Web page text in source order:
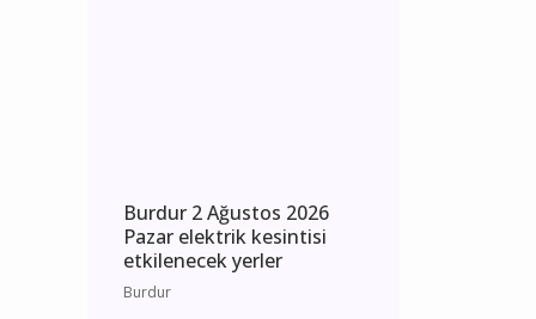
Burdur 2 Ağustos 2026
Pazar elektrik kesintisi
etkilenecek yerler
Burdur